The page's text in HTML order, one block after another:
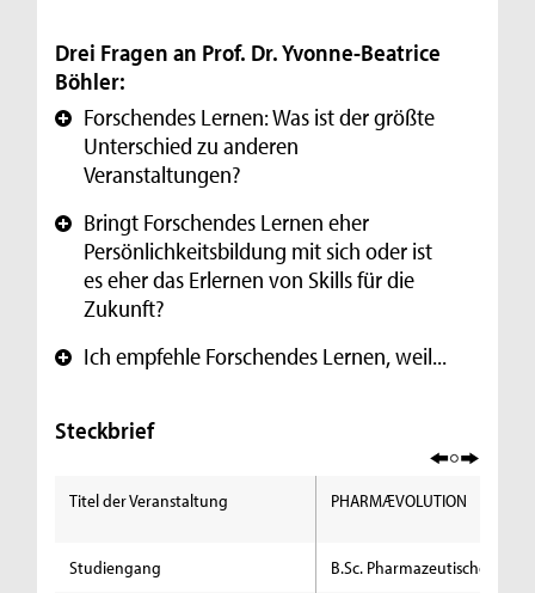
Drei Fragen an Prof. Dr. Yvonne-Beatrice
Böhler:
+ Forschendes Lernen: Was ist der größte
Unterschied zu anderen
Veranstaltungen?
+ Bringt Forschendes Lernen eher
Persönlichkeitsbildung mit sich oder ist
es eher das Erlernen von Skills für die
Zukunft?
+ Ich empfehle Forschendes Lernen, weil...
Steckbrief
Titel der Veranstaltung PHARMÆVOLUTION
Studiengang B.Sc. Pharmazeutische